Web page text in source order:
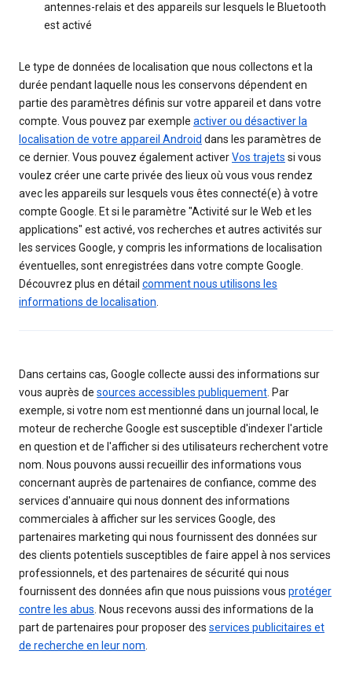
antennes-relais et des appareils sur lesquels le Bluetooth
est activé
Le type de données de localisation que nous collectons et la
durée pendant laquelle nous les conservons dépendent en
partie des paramètres définis sur votre appareil et dans votre
compte. Vous pouvez par exemple activer ou désactiver la
localisation de votre appareil Android dans les paramètres de
ce dernier. Vous pouvez également activerVos trajets si vous
voulez créer une carte privée des lieux où vous vous rendez
avec les appareils sur lesquels vous êtes connecté(e) à votre
compte Google. Et si le paramètre "Activité sur le Web et les
applications" est activé, vos recherches et autres activités sur
les services Google, y compris les informations de localisation
éventuelles, sont enregistrées dans votre compte Google.
Découvrez plus en détail comment nous utilisons les
informations de localisation
Dans certains cas, Google collecte aussi des informations sur
vous auprès de sources accessibles publiquement . Par
exemple, si votre nom est mentionné dans un journal local, le
moteur de recherche Google est susceptible d'indexer l'article
en question et de l'afficher si des utilisateurs recherchent votre
nom. Nous pouvons aussi recueillir des informations vous
concernant auprès de partenaires de confiance, comme des
services d'annuaire qui nous donnent des informations
commerciales à afficher sur les services Google, des
partenaires marketing qui nous fournissent des données sur
des clients potentiels susceptibles de faire appel à nos services
professionnels, et des partenaires de sécurité qui nous
fournissent des données afin que nous puissions vous protéger
contre les abus . Nous recevons aussi des informations de la
part de partenaires pour proposer des services publicitaires et
de recherche en leur nom